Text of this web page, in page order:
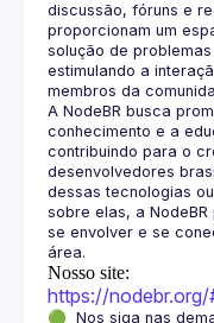
discussão, fóruns e
proporcionam um
solução de
estimulando a
A NodeBR busca
conhecimento e a
contribuindo para o
desenvolvedores
dessas tecnologias
sobre elas, a
se envolver e se
Nosso site:
https://